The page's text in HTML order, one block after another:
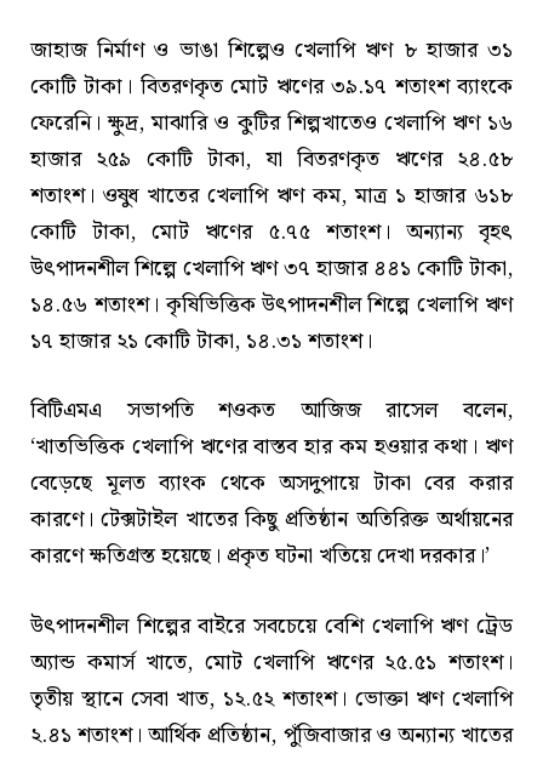
জাহাজ নির্মাণ ও ভাঙা শিল্পেও খেলাপি ঋণ ৮ হাজার ৩১
কোটি টাকা। বিতরণকৃত মোট ঋণের ৩৯.১৭ শতাংশ ব্যাংকে
ফেরেনি। ক্ষুদ্র, মাঝারি ও কুটির শিল্পখাতেও খেলাপি ঋণ ১৬
হাজার ২৫৯ কোটি টাকা, যা বিতরণকৃত ঋণের ২৪.৫৮
শতাংশ। ওষুধ খাতের খেলাপি ঋণ কম, মাত্র ১ হাজার ৬১৮
কোটি টাকা, মোট ঋণের ৫.৭৫ শতাংশ। অন্যান্য বৃহৎ
উৎপাদনশীল শিল্পে খেলাপি ঋণ ৩৭ হাজার ৪৪১ কোটি টাকা,
১৪.৫৬ শতাংশ। কৃষিভিত্তিক উৎপাদনশীল শিল্পে খেলাপি ঋণ
১৭ হাজার ২১ কোটি টাকা, ১৪.৩১ শতাংশ।
বিটিএমএ সভাপতি শওকত আজিজ রাসেল বলেন,
‘খাতভিত্তিক খেলাপি ঋণের বাস্তব হার কম হওয়ার কথা। ঋণ
বেড়েছে মূলত ব্যাংক থেকে অসদুপায়ে টাকা বের করার
কারণে। টেক্সটাইল খাতের কিছু প্রতিষ্ঠান অতিরিক্ত অর্থায়নের
কারণে ক্ষতিগ্রস্ত হয়েছে। প্রকৃত ঘটনা খতিয়ে দেখা দরকার।’
উৎপাদনশীল শিল্পের বাইরে সবচেয়ে বেশি খেলাপি ঋণ ট্রেড
অ্যান্ড কমার্স খাতে, মোট খেলাপি ঋণের ২৫.৫১ শতাংশ।
তৃতীয় স্থানে সেবা খাত, ১২.৫২ শতাংশ। ভোক্তা ঋণ খেলাপি
২.৪১ শতাংশ। আর্থিক প্রতিষ্ঠান, পুঁজিবাজার ও অন্যান্য খাতের